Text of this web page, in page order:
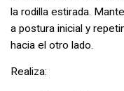
la rodilla estirada.
a postura inicial y
hacia el otro lado.
Realiza: